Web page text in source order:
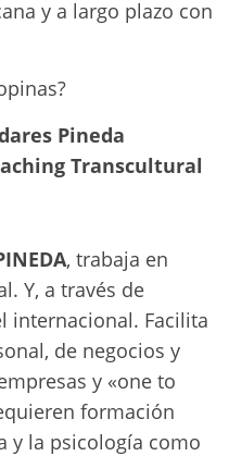
y a largo plazo con
Pineda
Transcultural
, trabaja en
Y, a través de
internacional. Facilita
de negocios y
y «one to
formación
y la psicología como